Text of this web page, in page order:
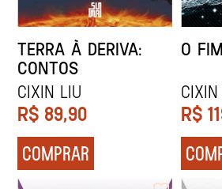
TERRA À DERIVA:
CONTOS
CIXIN LIU
R$ 89,90
COMPRAR
O
R$